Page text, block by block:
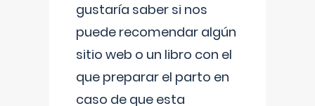
gustaría saber si nos
puede recomendar algún
sitio web o un libro con el
que preparar el parto en
caso de que esta